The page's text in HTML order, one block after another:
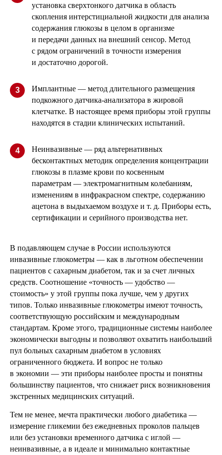
установка сверхтонкого датчика в область
скопления интерстициальной жидкости для анализа
содержания глюкозы в целом в организме
и передачи данных на внешний сенсор. Метод
с рядом ограничений в точности измерения
и достаточно дорогой.
3
Имплантные — метод длительного размещения
подкожного датчика-анализатора в жировой
клетчатке. В настоящее время приборы этой группы
находятся в стадии клинических испытаний.
4
Неинвазивные — ряд альтернативных
бесконтактных методик определения концентрации
глюкозы в плазме крови по косвенным
параметрам — электромагнитным колебаниям,
изменениям в инфракрасном спектре, содержанию
ацетона в выдыхаемом воздухе и т. д. Приборы есть,
сертификации и серийного производства нет.
В подавляющем случае в России используются
инвазивные глюкометры — как в льготном обеспечении
пациентов с сахарным диабетом, так и за счет личных
средств. Соотношение «точность — удобство —
стоимость» у этой группы пока лучше, чем у других
типов. Только инвазивные глюкометры имеют точность,
соответствующую российским и международным
стандартам. Кроме этого, традиционные системы наиболее
экономически выгодны и позволяют охватить наибольший
пул больных сахарным диабетом в условиях
ограниченного бюджета. И вопрос не только
в экономии — эти приборы наиболее просты и понятны
большинству пациентов, что снижает риск возникновения
экстренных медицинских ситуаций.
Тем не менее, мечта практически любого диабетика —
измерение гликемии без ежедневных проколов пальцев
или без установки временного датчика с иглой —
неинвазивные, а в идеале и минимально контактные